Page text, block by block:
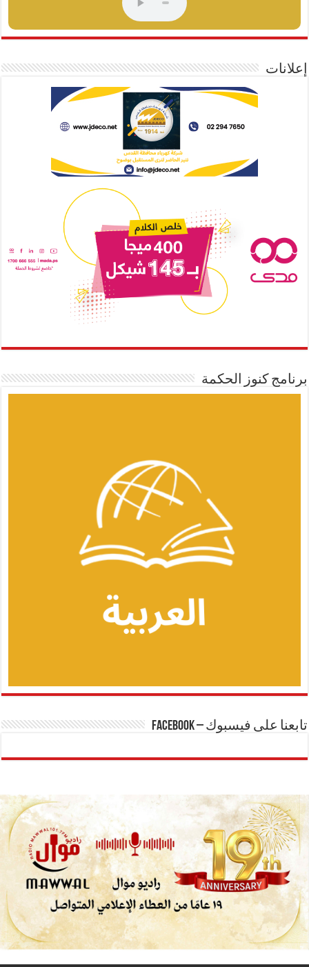
إعلانات
برنامج كنوز الحكمة
تابعنا على فيسبوك – Facebook